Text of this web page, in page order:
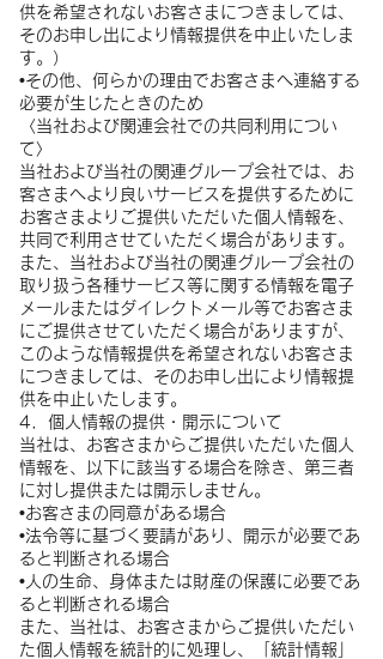
供を希望されないお客さまにつきましては、
そのお申し出により情報提供を中止いたしま
す。）
•その他、何らかの理由でお客さまへ連絡する
必要が生じたときのため
〈当社および関連会社での共同利用につい
て〉
当社および当社の関連グループ会社では、お
客さまへより良いサービスを提供するために
お客さまよりご提供いただいた個人情報を、
共同で利用させていただく場合があります。
また、当社および当社の関連グループ会社の
取り扱う各種サービス等に関する情報を電子
メールまたはダイレクトメール等でお客さま
にご提供させていただく場合がありますが、
このような情報提供を希望されないお客さま
につきましては、そのお申し出により情報提
供を中止いたします。
4．個人情報の提供・開示について
当社は、お客さまからご提供いただいた個人
情報を、以下に該当する場合を除き、第三者
に対し提供または開示しません。
•お客さまの同意がある場合
•法令等に基づく要請があり、開示が必要であ
ると判断される場合
•人の生命、身体または財産の保護に必要であ
ると判断される場合
また、当社は、お客さまからご提供いただい
た個人情報を統計的に処理し、「統計情報」